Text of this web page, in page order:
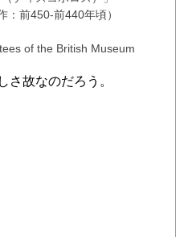
：前450-前440年頃）
of the British Museum
故なのだろう。